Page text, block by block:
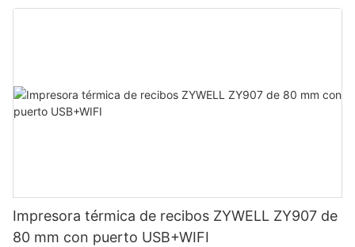
Impresora térmica de recibos ZYWELL ZY907 de
80 mm con puerto USB+WIFI